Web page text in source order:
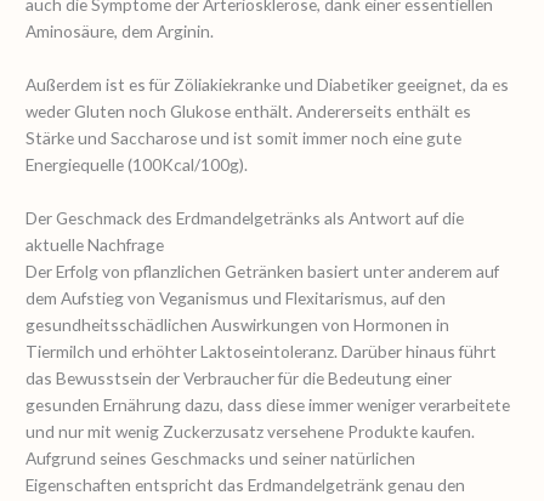
auch die Symptome der Arteriosklerose, dank einer essentiellen
Aminosäure, dem Arginin.
Außerdem ist es für Zöliakiekranke und Diabetiker geeignet, da es
weder Gluten noch Glukose enthält. Andererseits enthält es
Stärke und Saccharose und ist somit immer noch eine gute
Energiequelle (100Kcal/100g).
Der Geschmack des Erdmandelgetränks als Antwort auf die
aktuelle Nachfrage
Der Erfolg von pflanzlichen Getränken basiert unter anderem auf
dem Aufstieg von Veganismus und Flexitarismus, auf den
gesundheitsschädlichen Auswirkungen von Hormonen in
Tiermilch und erhöhter Laktoseintoleranz. Darüber hinaus führt
das Bewusstsein der Verbraucher für die Bedeutung einer
gesunden Ernährung dazu, dass diese immer weniger verarbeitete
und nur mit wenig Zuckerzusatz versehene Produkte kaufen.
Aufgrund seines Geschmacks und seiner natürlichen
Eigenschaften entspricht das Erdmandelgetränk genau den